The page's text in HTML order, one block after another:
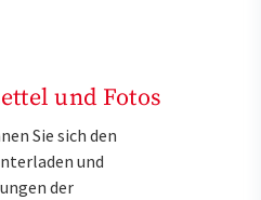
und Fotos
Sie sich den
und
der